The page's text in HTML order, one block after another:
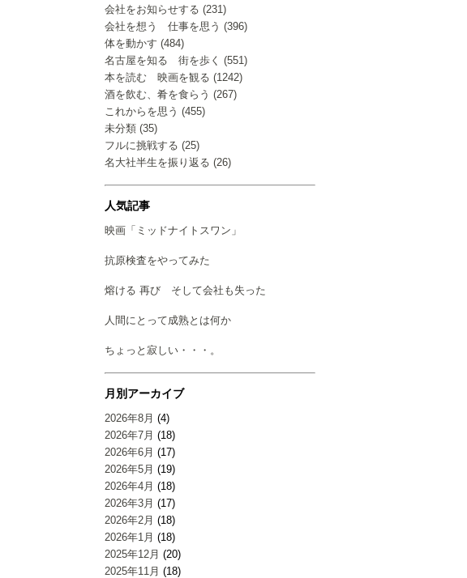
会社をお知らせする (231)
会社を想う 仕事を思う (396)
体を動かす (484)
名古屋を知る 街を歩く (551)
本を読む 映画を観る (1242)
酒を飲む、肴を食らう (267)
これからを思う (455)
未分類 (35)
フルに挑戦する (25)
名大社半生を振り返る (26)
人気記事
映画「ミッドナイトスワン」
抗原検査をやってみた
熔ける 再び そして会社も失った
人間にとって成熟とは何か
ちょっと寂しい・・・。
月別アーカイブ
2026年8月 (4)
2026年7月 (18)
2026年6月 (17)
2026年5月 (19)
2026年4月 (18)
2026年3月 (17)
2026年2月 (18)
2026年1月 (18)
2025年12月 (20)
2025年11月 (18)